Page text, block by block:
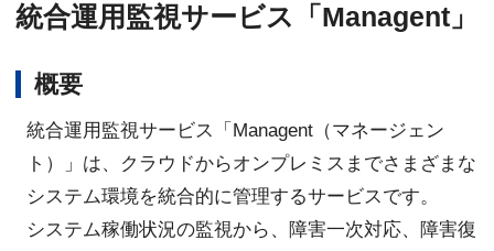
統合運用監視サービス「Managent」
概要
統合運用監視サービス「Managent（マネージェン
ト）」は、クラウドからオンプレミスまでさまざまな
システム環境を統合的に管理するサービスです。
システム稼働状況の監視から、障害一次対応、障害復